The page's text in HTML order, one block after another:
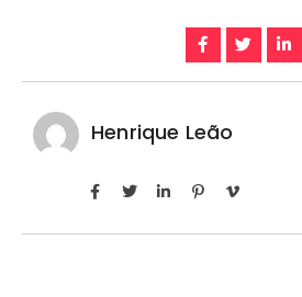
Henrique Leão